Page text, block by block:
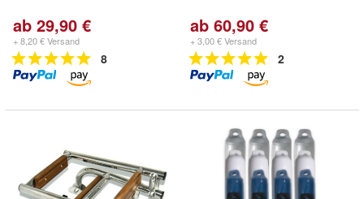
ab 29,90 €
+ 8,20 € Versand
8
ab 60,90 €
+ 3,00 € Versand
2